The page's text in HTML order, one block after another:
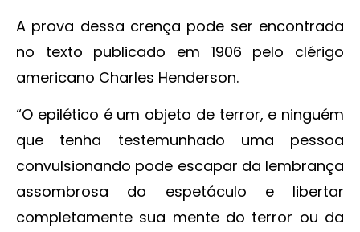
A prova dessa crença pode ser encontrada
no texto publicado em 1906 pelo clérigo
americano Charles Henderson.
“O epilético é um objeto de terror, e ninguém
que tenha testemunhado uma pessoa
convulsionando pode escapar da lembrança
assombrosa do espetáculo e libertar
completamente sua mente do terror ou da